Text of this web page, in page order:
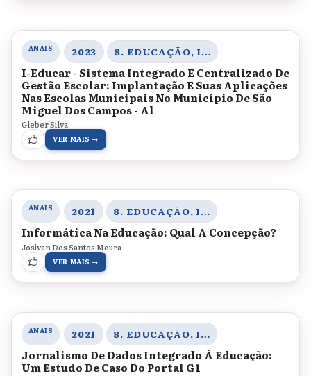
ANAIS 2023 8. EDUCAÇÃO, INOVAÇÃO E TECNOLOGIAS
I-Educar - Sistema Integrado E Centralizado De
Gestão Escolar: Implantação E Suas Aplicações
Nas Escolas Municipais No Município De São
Miguel Dos Campos - Al
Gleber Silva
VER MAIS →
ANAIS 2021 8. EDUCAÇÃO, INOVAÇÃO E TECNOLOGIAS
Informática Na Educação: Qual A Concepção?
Josivan Dos Santos Moura
VER MAIS →
ANAIS 2021 8. EDUCAÇÃO, INOVAÇÃO E TECNOLOGIAS
Jornalismo De Dados Integrado À Educação:
Um Estudo De Caso Do Portal G1